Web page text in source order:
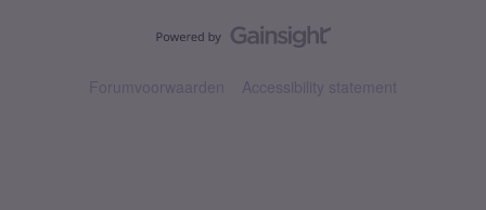
Forumvoorwaarden Accessibility statement